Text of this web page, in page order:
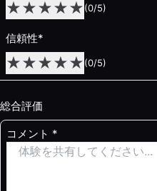
★★★★★(0/5)
信頼性*
★★★★★(0/5)
総合評価
コメント *